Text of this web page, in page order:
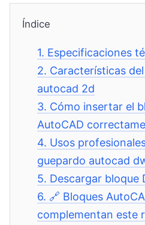
Índice
1. Especificaciones
2. Características
autocad 2d
3. Cómo insertar el
AutoCAD
4. Usos
guepardo autocad
5. Descargar bloque
6. 🔗 Bloques
complementan este